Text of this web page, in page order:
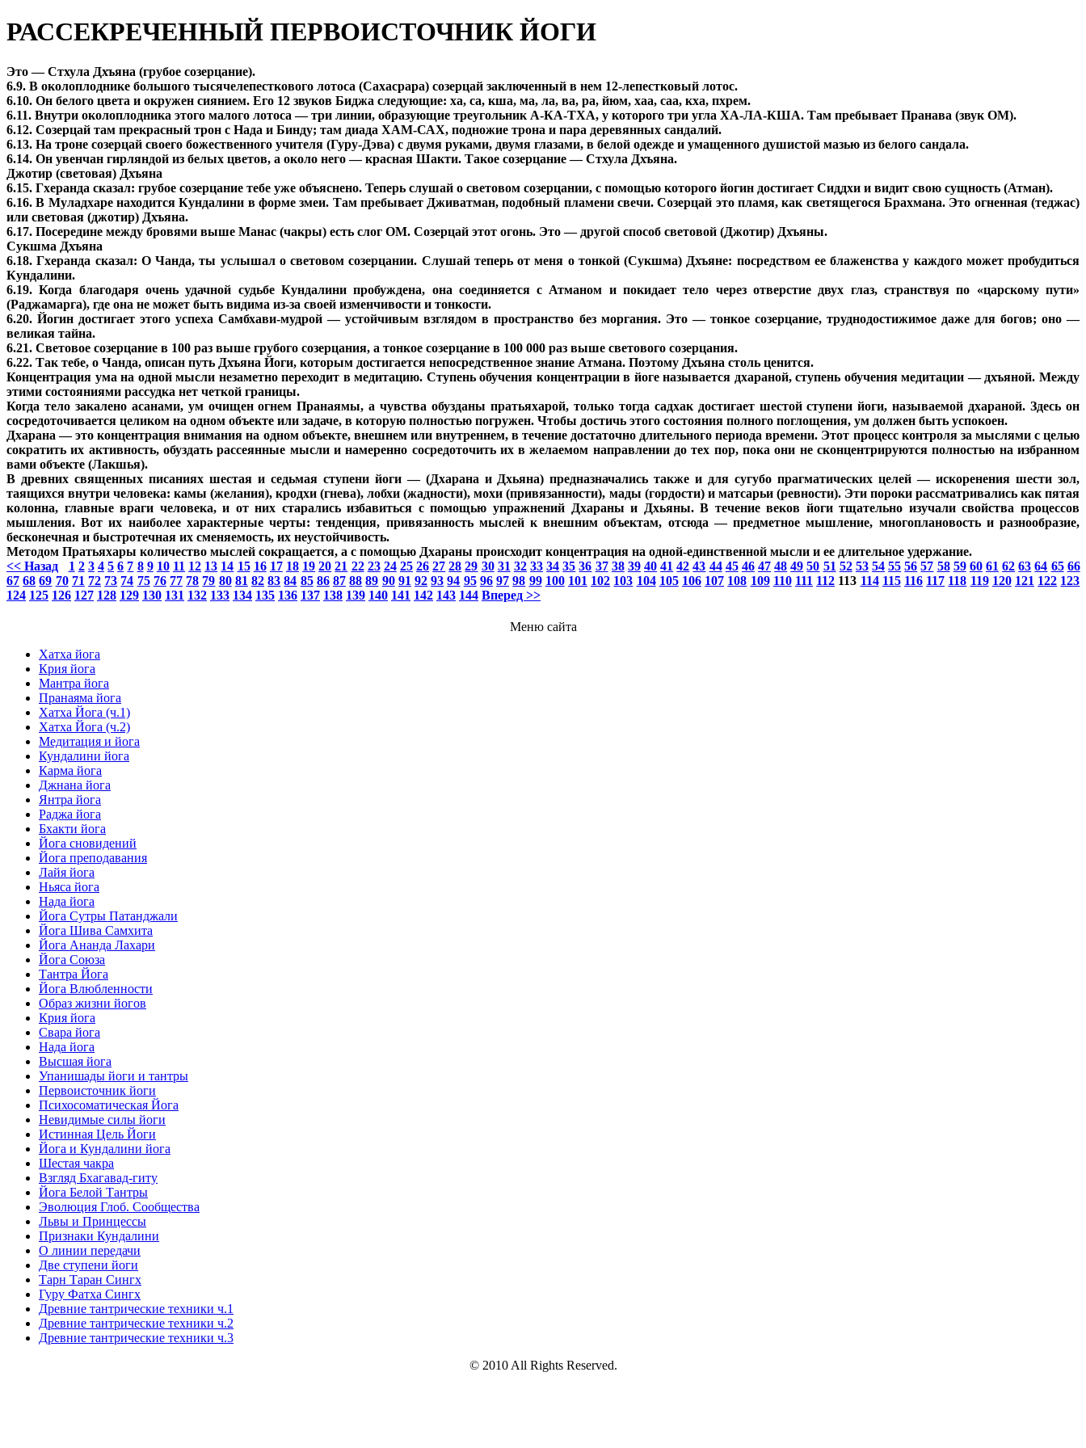
РАССЕКРЕЧЕННЫЙ ПЕРВОИСТОЧНИК ЙОГИ
Это — Стхула Дхъяна (грубое созерцание).
6.9. В околоплоднике большого тысячелепесткового лотоса (Сахасрара) созерцай заключенный в нем 12-лепестковый лотос.
6.10. Он белого цвета и окружен сиянием. Его 12 звуков Биджа следующие: ха, са, кша, ма, ла, ва, ра, йюм, хаа, саа, кха, пхрем.
6.11. Внутри околоплодника этого малого лотоса — три линии, образующие треугольник А-КА-ТХА, у которого три угла ХА-ЛА-КША. Там пребывает Пранава (звук ОМ).
6.12. Созерцай там прекрасный трон с Нада и Бинду; там диада ХАМ-САХ, подножие трона и пара деревянных сандалий.
6.13. На троне созерцай своего божественного учителя (Гуру-Дэва) с двумя руками, двумя глазами, в белой одежде и умащенного душистой мазью из белого сандала.
6.14. Он увенчан гирляндой из белых цветов, а около него — красная Шакти. Такое созерцание — Стхула Дхъяна.
Джотир (световая) Дхъяна
6.15. Гхеранда сказал: грубое созерцание тебе уже объяснено. Теперь слушай о световом созерцании, с помощью которого йогин достигает Сиддхи и видит свою сущность (Атман).
6.16. В Муладхаре находится Кундалини в форме змеи. Там пребывает Дживатман, подобный пламени свечи. Созерцай это пламя, как светящегося Брахмана. Это огненная (теджас)
или световая (джотир) Дхъяна.
6.17. Посередине между бровями выше Манас (чакры) есть слог ОМ. Созерцай этот огонь. Это — другой способ световой (Джотир) Дхъяны.
Сукшма Дхъяна
6.18. Гхеранда сказал: О Чанда, ты услышал о световом созерцании. Слушай теперь от меня о тонкой (Сукшма) Дхъяне: посредством ее блаженства у каждого может пробудиться
Кундалини.
6.19. Когда благодаря очень удачной судьбе Кундалини пробуждена, она соединяется с Атманом и покидает тело через отверстие двух глаз, странствуя по «царскому пути»
(Раджамарга), где она не может быть видима из-за своей изменчивости и тонкости.
6.20. Йогин достигает этого успеха Самбхави-мудрой — устойчивым взглядом в пространство без моргания. Это — тонкое созерцание, труднодостижимое даже для богов; оно —
великая тайна.
6.21. Световое созерцание в 100 раз выше грубого созерцания, а тонкое созерцание в 100 000 раз выше светового созерцания.
6.22. Так тебе, о Чанда, описан путь Дхъяна Йоги, которым достигается непосредственное знание Атмана. Поэтому Дхъяна столь ценится.
Концентрация ума на одной мысли незаметно переходит в медитацию. Ступень обучения концентрации в йоге называется дхараной, ступень обучения медитации — дхъяной. Между
этими состояниями рассудка нет четкой границы.
Когда тело закалено асанами, ум очищен огнем Пранаямы, а чувства обузданы пратьяхарой, только тогда садхак достигает шестой ступени йоги, называемой дхараной. Здесь он
сосредоточивается целиком на одном объекте или задаче, в которую полностью погружен. Чтобы достичь этого состояния полного поглощения, ум должен быть успокоен.
Дхарана — это концентрация внимания на одном объекте, внешнем или внутреннем, в течение достаточно длительного периода времени. Этот процесс контроля за мыслями с целью
сократить их активность, обуздать рассеянные мысли и намеренно сосредоточить их в желаемом направлении до тех пор, пока они не сконцентрируются полностью на избранном
вами объекте (Лакшья).
В древних священных писаниях шестая и седьмая ступени йоги — (Дхарана и Дхьяна) предназначались также и для сугубо прагматических целей — искоренения шести зол,
таящихся внутри человека: камы (желания), кродхи (гнева), лобхи (жадности), мохи (привязанности), мады (гордости) и матсарьи (ревности). Эти пороки рассматривались как пятая
колонна, главные враги человека, и от них старались избавиться с помощью упражнений Дхараны и Дхьяны. В течение веков йоги тщательно изучали свойства процессов
мышления. Вот их наиболее характерные черты: тенденция, привязанность мыслей к внешним объектам, отсюда — предметное мышление, многоплановость и разнообразие,
бесконечная и быстротечная их сменяемость, их неустойчивость.
Методом Пратьяхары количество мыслей сокращается, а с помощью Дхараны происходит концентрация на одной-единственной мысли и ее длительное удержание.
<< Назад
1 2 3 4 5 6 7 8 9 10 11 12 13 14 15 16 17 18 19 20 21 22 23 24 25 26 27 28 29 30 31 32 33 34 35 36 37 38 39 40 41 42 43 44 45 46 47 48 49 50 51 52 53 54 55 56 57 58 59 60 61 62 63 64 65 66
67 68 69 70 71 72 73 74 75 76 77 78 79 80 81 82 83 84 85 86 87 88 89 90 91 92 93 94 95 96 97 98 99 100 101 102 103 104 105 106 107 108 109 110 111 112 113 114 115 116 117 118 119 120 121 122 123
124 125 126 127 128 129 130 131 132 133 134 135 136 137 138 139 140 141 142 143 144 Вперед >>
Меню сайта
Хатха йога
Крия йога
Мантра йога
Пранаяма йога
Хатха Йога (ч.1)
Хатха Йога (ч.2)
Медитация и йога
Кундалини йога
Карма йога
Джнана йога
Янтра йога
Раджа йога
Бхакти йога
Йога сновидений
Йога преподавания
Лайя йога
Ньяса йога
Нада йога
Йога Сутры Патанджали
Йога Шива Самхита
Йога Ананда Лахари
Йога Союза
Тантра Йога
Йога Влюбленности
Образ жизни йогов
Крия йога
Свара йога
Нада йога
Высшая йога
Упанишады йоги и тантры
Первоисточник йоги
Психосоматическая Йога
Невидимые силы йоги
Истинная Цель Йоги
Йога и Кундалини йога
Шестая чакра
Взгляд Бхагавад-гиту
Йога Белой Тантры
Эволюция Глоб. Сообщества
Львы и Принцессы
Признаки Кундалини
О линии передачи
Две ступени йоги
Тарн Таран Сингх
Гуру Фатха Сингх
Древние тантрические техники ч.1
Древние тантрические техники ч.2
Древние тантрические техники ч.3
© 2010 All Rights Reserved.